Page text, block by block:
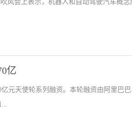
风会上表示，机器人和自动驾驶汽车概念
亿
元天使轮系列融资。本轮融资由阿里巴
...